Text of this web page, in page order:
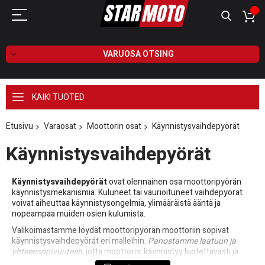
VARUOSA OTSING
KAIKI TUOTED
Etusivu Varaosat Moottorin osat Käynnistysvaihdepyörät
Käynnistysvaihdepyörät
Käynnistysvaihdepyörätovat olennainen osa moottoripyörän
käynnistysmekanismia. Kuluneet tai vaurioituneet vaihdepyörät
voivat aiheuttaa käynnistysongelmia, ylimääräistä ääntä ja
nopeampaa muiden osien kulumista.
Valikoimastamme löydät moottoripyörän moottoriin sopivat
käynnistysvaihdepyörät eri malleihin. Panostamme laatuun ja
yhteensopivuuteen, jotta moottorisi käynnistyy luotettavasti ja
pysyy toimintavarmana.